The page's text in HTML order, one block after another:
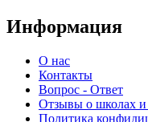
Информация
О нас
Контакты
Вопрос - Ответ
Отзывы о школах и
Политика